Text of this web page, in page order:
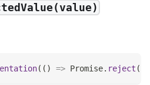
( ( ) => Promise. reject (